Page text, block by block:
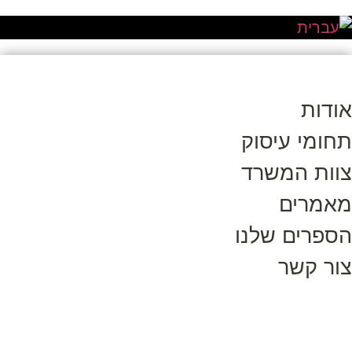
אודות
תחומי עיסוק
צוות המשרד
מאמרים
הספרים שלנו
צור קשר